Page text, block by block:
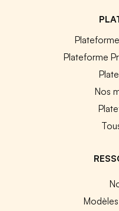
Plateforme
Nos